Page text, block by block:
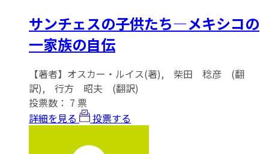
サンチェスの子供たち―メキシコの
一家族の自伝
【著者】オスカー・ルイス(著), 柴田 稔彦 (翻
訳), 行方 昭夫 (翻訳)
投票数： 7 票
詳細を見る
投票する